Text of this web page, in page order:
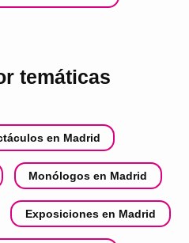
temáticas
en Madrid
Monólogos en Madrid
Exposiciones en Madrid